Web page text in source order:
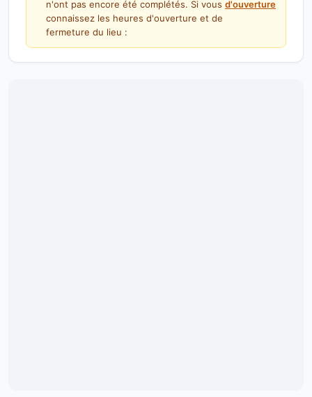
n'ont pas encore été complétés. Si vous
connaissez les heures d'ouverture et de
fermeture du lieu :
d'ouverture